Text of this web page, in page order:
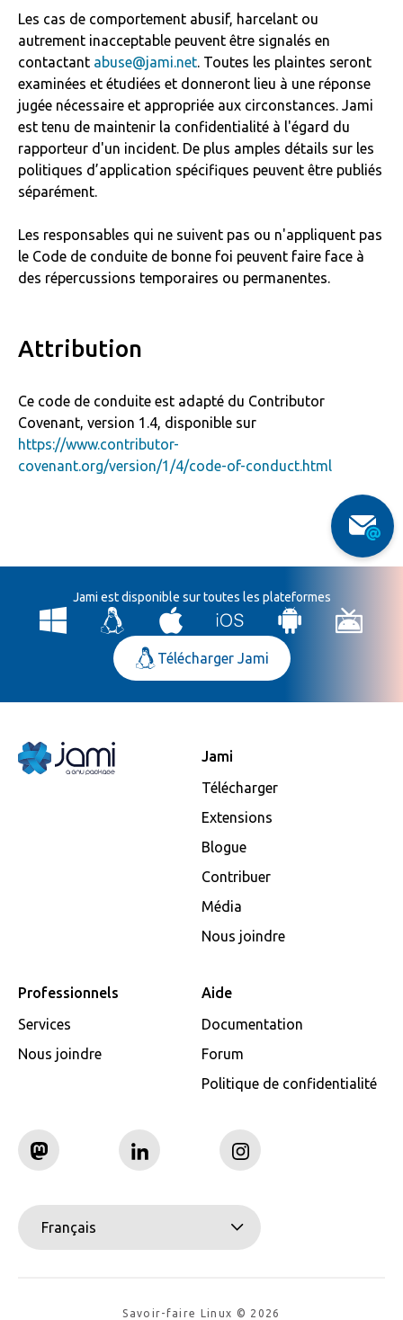
Les cas de comportement abusif, harcelant ou
autrement inacceptable peuvent être signalés en
contactant abuse@jami.net. Toutes les plaintes seront
examinées et étudiées et donneront lieu à une réponse
jugée nécessaire et appropriée aux circonstances. Jami
est tenu de maintenir la confidentialité à l'égard du
rapporteur d'un incident. De plus amples détails sur les
politiques d’application spécifiques peuvent être publiés
séparément.
Les responsables qui ne suivent pas ou n'appliquent pas
le Code de conduite de bonne foi peuvent faire face à
des répercussions temporaires ou permanentes.
Attribution
Ce code de conduite est adapté du Contributor
Covenant, version 1.4, disponible sur
https://www.contributor-
covenant.org/version/1/4/code-of-conduct.html
Jami est disponible sur toutes les plateformes
Télécharger Jami
Jami
Télécharger
Extensions
Blogue
Contribuer
Média
Nous joindre
Professionnels
Services
Nous joindre
Aide
Documentation
Forum
Politique de confidentialité
Français
Savoir-faire Linux © 2026